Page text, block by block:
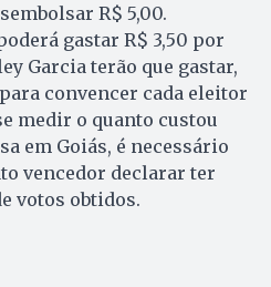
R$ 5,00.
gastar R$ 3,50 por
Garcia terão que gastar,
convencer cada eleitor
medir o quanto custou
em Goiás, é necessário
vencedor declarar ter
votos obtidos.